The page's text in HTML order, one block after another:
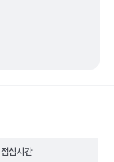
점심시간